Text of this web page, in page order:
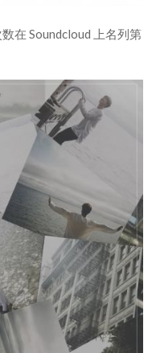
在 Soundcloud 上名列第